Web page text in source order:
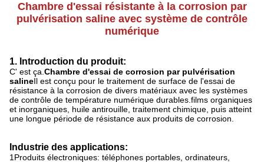
Chambre d'essai résistante à la corrosion par
pulvérisation saline avec système de contrôle
numérique
1. Introduction du produit:
C' est ça. Chambre d'essai de corrosion par pulvérisation
salineIl est conçu pour le traitement de surface de l'essai de
résistance à la corrosion de divers matériaux avec les systèmes
de contrôle de température numérique durables.films organiques
et inorganiques, huile antirouille, traitement chimique, puis atteint
une longue période de résistance aux produits de corrosion.
Industrie des applications:
1Produits électroniques: téléphones portables, ordinateurs,